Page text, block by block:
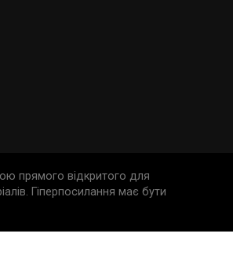
прямого відкритого для
Гіперпосилання має бути